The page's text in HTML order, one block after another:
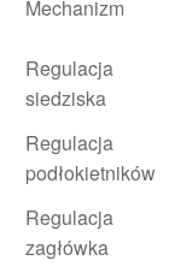
Mechanizm
Regulacja
siedziska
Regulacja
podłokietników
Regulacja
zagłówka